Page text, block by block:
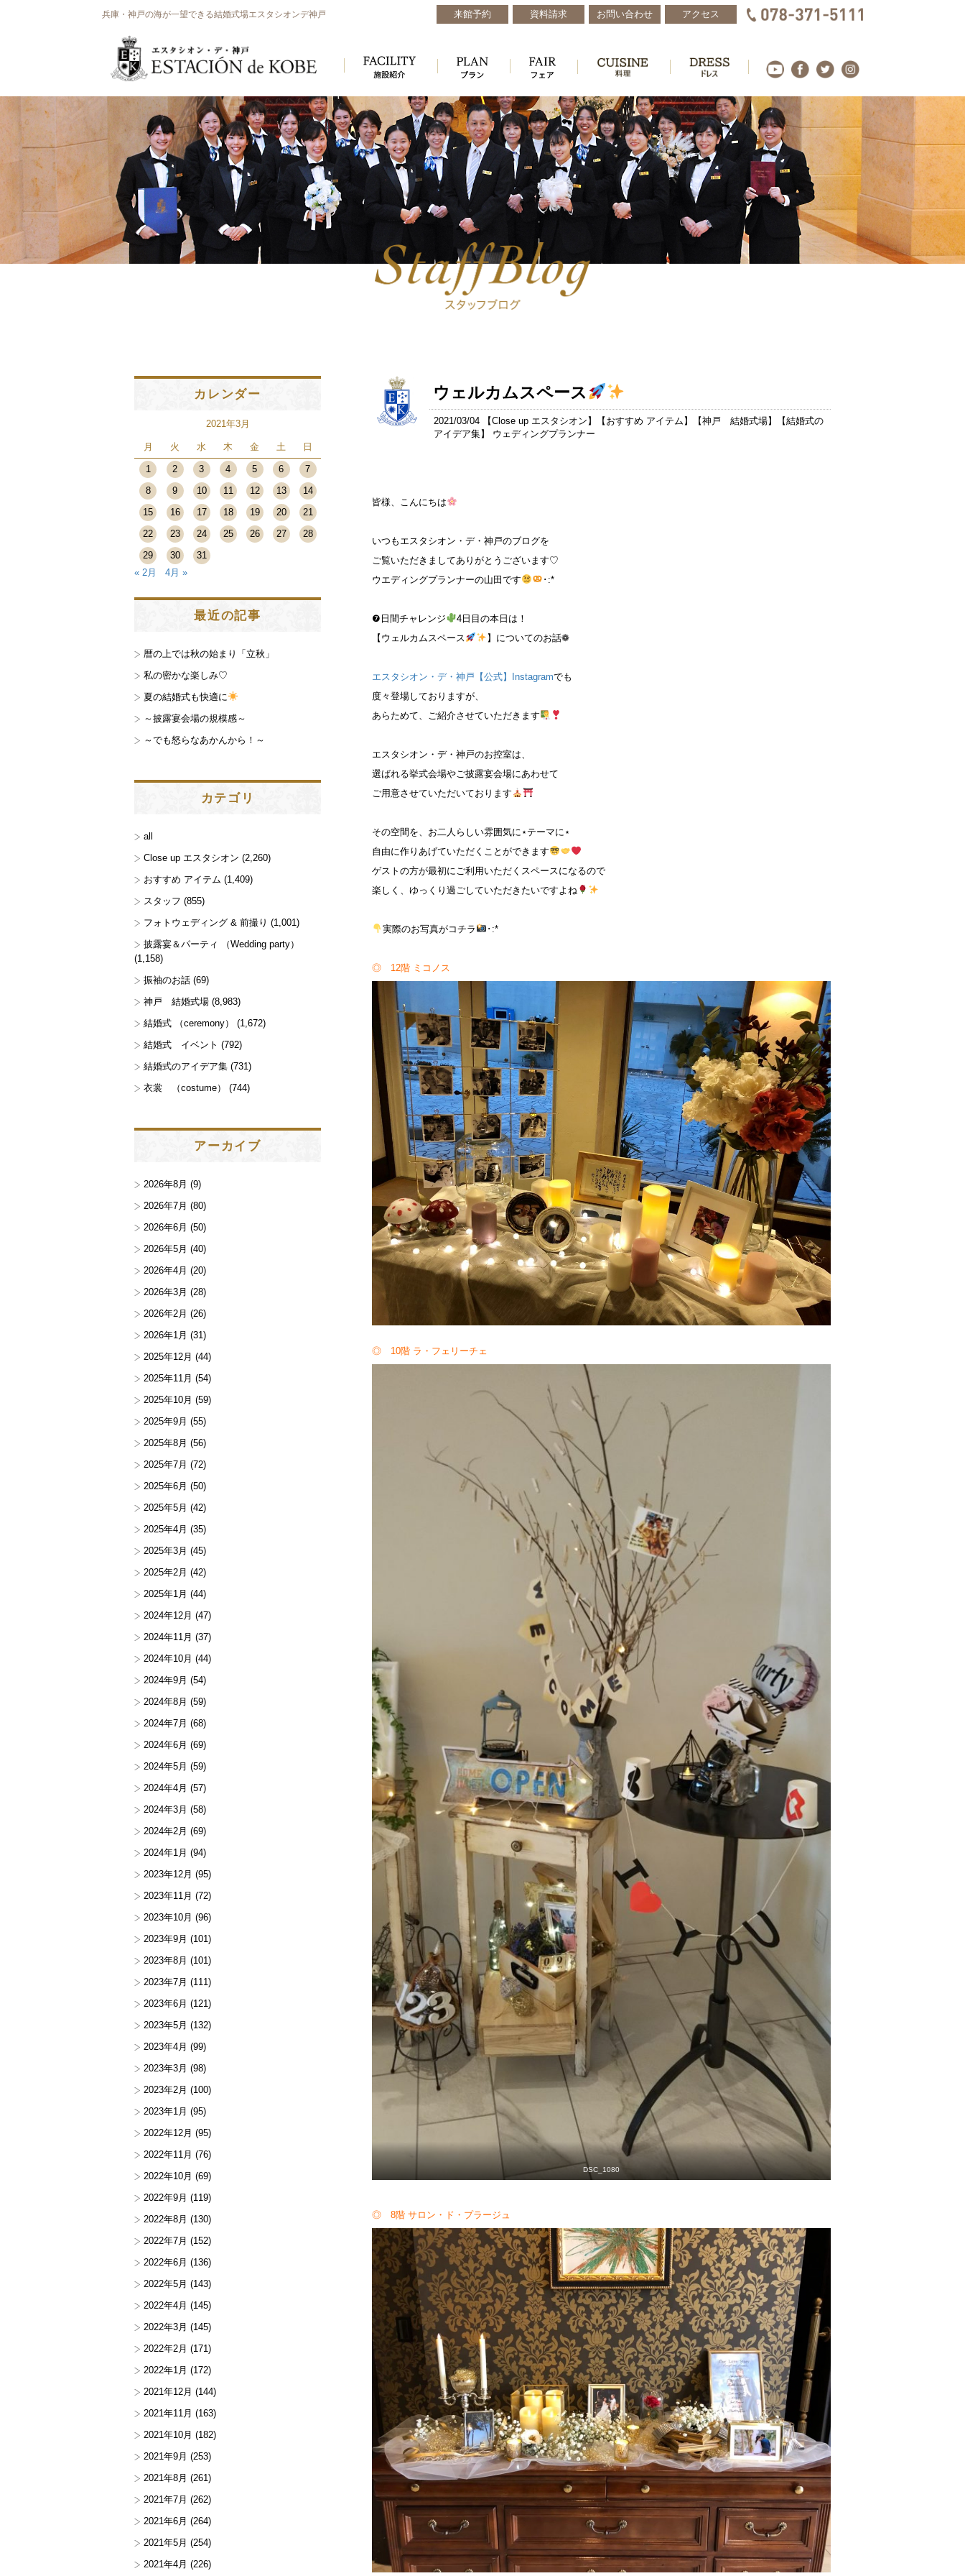
兵庫・神戸の海が一望できる結婚式場エスタシオンデ神戸 来館予約 資料請求 お問い合わせ アクセス
ウェルカムスペース
2021/03/04 【Close up エスタシオン】【おすすめ アイテム】【神戸 結婚式場】【結婚式の
アイデア集】 ウェディングプランナー
皆様、こんにちは
いつもエスタシオン・デ・神戸のブログを
ご覧いただきましてありがとうございます♡
ウエディングプランナーの山田です
･:*
❼日間チャレンジ
4日目の本日は！
【ウェルカムスペース
】についてのお話❁
エスタシオン・デ・神戸【公式】Instagramでも
度々登場しておりますが、
あらためて、ご紹介させていただきます
エスタシオン・デ・神戸のお控室は、
選ばれる挙式会場やご披露宴会場にあわせて
ご用意させていただいております
その空間を、お二人らしい雰囲気に⋆テーマに⋆
自由に作りあげていただくことができます
ゲストの方が最初にご利用いただくスペースになるので
楽しく、ゆっくり過ごしていただきたいですよね
実際のお写真がコチラ ･:*
◎ 12階 ミコノス
◎ 10階 ラ・フェリーチェ
DSC_1080
◎ 8階 サロン・ド・プラージュ
カレンダー
2021年3月
月 火 水 木 金 土 日
1 2 3 4 5 6
7
8
9 10 11 12 13
14
15
16 17 18 19 20
21
22
23 24 25 26 27
28
29
30
31
« 2月
4月 »
最近の記事
暦の上では秋の始まり「立秋」
私の密かな楽しみ♡
夏の結婚式も快適に
～披露宴会場の規模感～
～でも怒らなあかんから！～
カテゴリ
all
Close up エスタシオン (2,260)
おすすめ アイテム (1,409)
スタッフ (855)
フォトウェディング & 前撮り (1,001)
披露宴＆パーティ （Wedding party）
(1,158)
振袖のお話 (69)
神戸 結婚式場 (8,983)
結婚式 （ceremony）
(1,672)
結婚式 イベント (792)
結婚式のアイデア集 (731)
衣裳 （costume）
(744)
アーカイブ
2026年8月 (9)
2026年7月 (80)
2026年6月 (50)
2026年5月 (40)
2026年4月 (20)
2026年3月 (28)
2026年2月 (26)
2026年1月 (31)
2025年12月 (44)
2025年11月 (54)
2025年10月 (59)
2025年9月 (55)
2025年8月 (56)
2025年7月 (72)
2025年6月 (50)
2025年5月 (42)
2025年4月 (35)
2025年3月 (45)
2025年2月 (42)
2025年1月 (44)
2024年12月 (47)
2024年11月 (37)
2024年10月 (44)
2024年9月 (54)
2024年8月 (59)
2024年7月 (68)
2024年6月 (69)
2024年5月 (59)
2024年4月 (57)
2024年3月 (58)
2024年2月 (69)
2024年1月 (94)
2023年12月 (95)
2023年11月 (72)
2023年10月 (96)
2023年9月 (101)
2023年8月 (101)
2023年7月 (111)
2023年6月 (121)
2023年5月 (132)
2023年4月 (99)
2023年3月 (98)
2023年2月 (100)
2023年1月 (95)
2022年12月 (95)
2022年11月 (76)
2022年10月 (69)
2022年9月 (119)
2022年8月 (130)
2022年7月 (152)
2022年6月 (136)
2022年5月 (143)
2022年4月 (145)
2022年3月 (145)
2022年2月 (171)
2022年1月 (172)
2021年12月 (144)
2021年11月 (163)
2021年10月 (182)
2021年9月 (253)
2021年8月 (261)
2021年7月 (262)
2021年6月 (264)
2021年5月 (254)
2021年4月 (226)